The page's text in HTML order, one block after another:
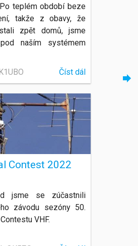
teplém období beze
takže z obavy, že
zpět domů, jsme
naším systémem
Číst dál
Contest 2022
jsme se zúčastnili
závodu sezóny 50.
VHF.